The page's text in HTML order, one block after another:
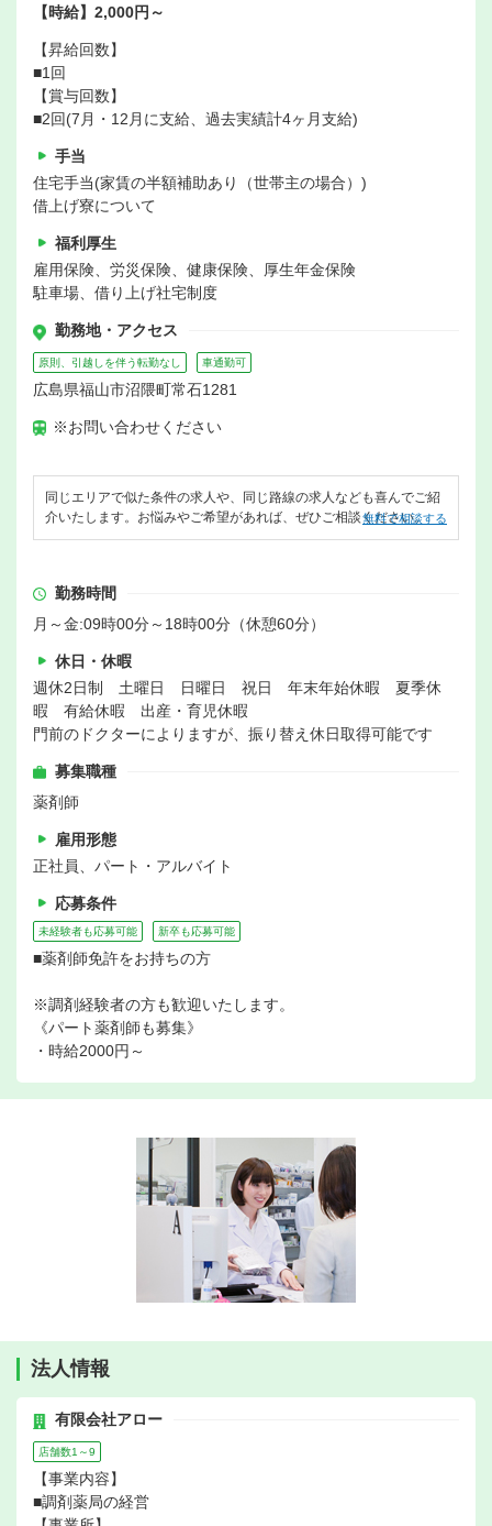
【時給】2,000円～
【昇給回数】
■1回
【賞与回数】
■2回(7月・12月に支給、過去実績計4ヶ月支給)
手当
住宅手当(家賃の半額補助あり（世帯主の場合）)
借上げ寮について
福利厚生
雇用保険、労災保険、健康保険、厚生年金保険
駐車場、借り上げ社宅制度
勤務地・アクセス
原則、引越しを伴う転勤なし 車通勤可
広島県福山市沼隈町常石1281
※お問い合わせください
同じエリアで似た条件の求人や、同じ路線の求人なども喜んでご紹
介いたします。お悩みやご希望があれば、ぜひご相談ください。
無料で相談する
勤務時間
月～金:09時00分～18時00分（休憩60分）
休日・休暇
週休2日制 土曜日 日曜日 祝日 年末年始休暇 夏季休
暇 有給休暇 出産・育児休暇
門前のドクターによりますが、振り替え休日取得可能です
募集職種
薬剤師
雇用形態
正社員、パート・アルバイト
応募条件
未経験者も応募可能 新卒も応募可能
■薬剤師免許をお持ちの方
※調剤経験者の方も歓迎いたします。
《パート薬剤師も募集》
・時給2000円～
法人情報
有限会社アロー
店舗数1～9
【事業内容】
■調剤薬局の経営